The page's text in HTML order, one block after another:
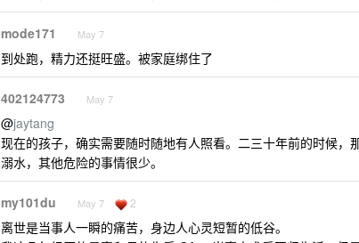
mode171 May 7
到处跑，精力还挺旺盛。被家庭绑住了
402124773 May 7
@jaytang
现在的孩子，确实需要随时随地有人照看。二三十年前的时候，
溺水，其他危险的事情很少。
my101du May 7 2
离世是当事人一瞬的痛苦，身边人心灵短暂的低谷。